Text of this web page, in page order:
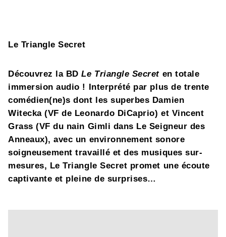
Le Triangle Secret
Découvrez la BDLe Triangle Secret en totale
immersion audio ! Interprété par plus de trente
comédien(ne)s dont les superbes Damien
Witecka (VF de Leonardo DiCaprio) et Vincent
Grass (VF du nain Gimli dans Le Seigneur des
Anneaux), avec un environnement sonore
soigneusement travaillé et des musiques sur-
mesures, Le Triangle Secret promet une écoute
captivante et pleine de surprises…